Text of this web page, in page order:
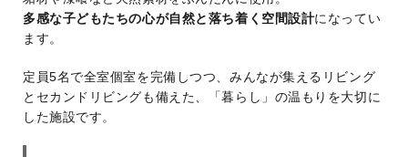
多感な子どもたちの心が自然と落ち着く空間設計になってい
ます。
定員5名で全室個室を完備しつつ、みんなが集えるリビング
とセカンドリビングも備えた、「暮らし」の温もりを大切に
した施設です。